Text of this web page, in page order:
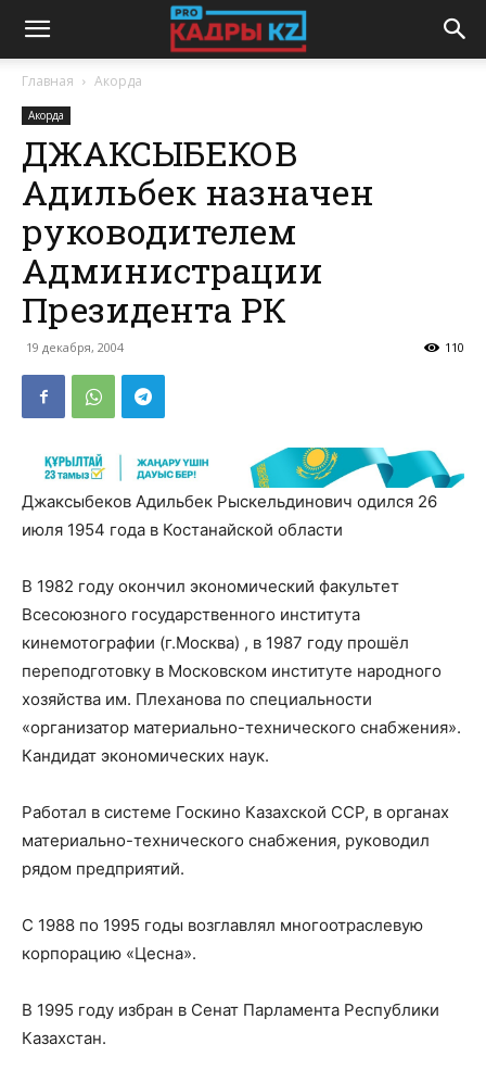
Главная Акорда
Акорда
ДЖАКСЫБЕКОВ
Адильбек назначен
руководителем
Администрации
Президента РК
19 декабря, 2004 110
Джаксыбеков Адильбек Рыскельдинович одился 26
июля 1954 года в Костанайской области
В 1982 году окончил экономический факультет
Всесоюзного государственного института
кинемотографии (г.Москва) , в 1987 году прошёл
переподготовку в Московском институте народного
хозяйства им. Плеханова по специальности
«организатор материально-технического снабжения».
Кандидат экономических наук.
Работал в системе Госкино Казахской ССР, в органах
материально-технического снабжения, руководил
рядом предприятий.
С 1988 по 1995 годы возглавлял многоотраслевую
корпорацию «Цесна».
В 1995 году избран в Сенат Парламента Республики
Казахстан.